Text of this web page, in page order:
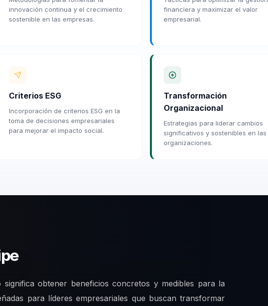
innovación continua y el crecimiento
sostenible en las empresas.
financiera y maximizar el valor
empresarial.
Criterios ESG
Incorporación de criterios ESG en la
toma de decisiones empresariales
para mejorar el impacto social.
Transformación
Organizacional
Estrategias para liderar cambios
significativos y sostenibles en las
organizaciones.
obtener beneficios concretos y medibles para la
para líderes empresariales que buscan transformar